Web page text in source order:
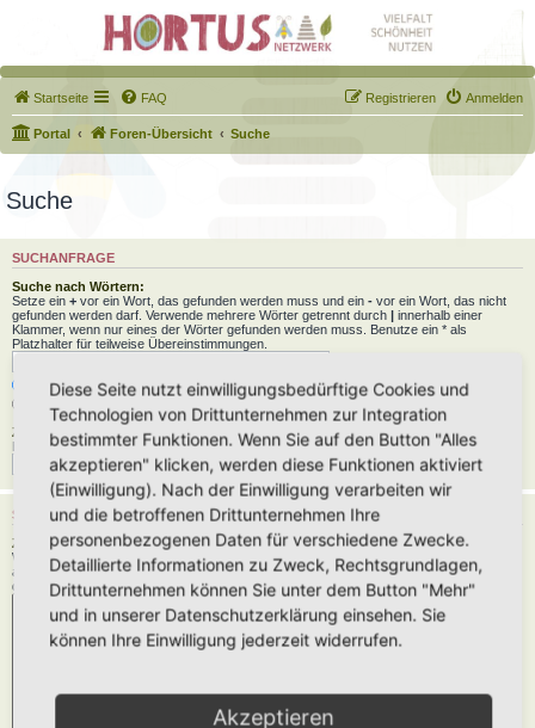
Startseite FAQ Anmelden
Registrieren
Portal Foren-Übersicht Suche
Suche
SUCHANFRAGE
Suche nach Wörtern:
Setze ein + vor ein Wort, das gefunden werden muss und ein - vor ein Wort, das nicht
gefunden werden darf. Verwende mehrere Wörter getrennt durch
innerhalb einer
Klammer, wenn nur eines der Wörter gefunden werden muss. Benutze ein * als
Platzhalter für teilweise Übereinstimmungen.
Nach allen Begriffen suchen oder Suche wie angegeben verwenden
Zu suchender Autor:
Benutze ein * als Platzhalter für teilweise Übereinstimmungen.
SUCHOPTIONEN
Zu durchsuchende Foren:
Wähle das Forum oder die Foren aus, in denen gesucht werden soll. Unterforen werden
automatisch mit durchsucht, sofern du die Option „Unterforen durchsuchen“ unten nicht
deaktivierst.
Diese Seite nutzt einwilligungsbedürftige Cookies und
Technologien von Drittunternehmen zur Integration
bestimmter Funktionen. Wenn Sie auf den Button "Alles
akzeptieren" klicken, werden diese Funktionen aktiviert
(Einwilligung). Nach der Einwilligung verarbeiten wir
und die betroffenen Drittunternehmen Ihre
personenbezogenen Daten für verschiedene Zwecke.
Detaillierte Informationen zu Zweck, Rechtsgrundlagen,
Drittunternehmen können Sie unter dem Button "Mehr"
und in unserer Datenschutzerklärung einsehen. Sie
können Ihre Einwilligung jederzeit widerrufen.
Akzeptieren